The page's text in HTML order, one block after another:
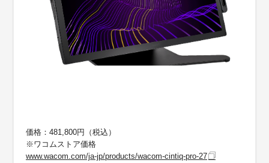
価格：481,800円（税込）
※ワコムストア価格
www.wacom.com/ja-jp/products/wacom-cintiq-pro-27